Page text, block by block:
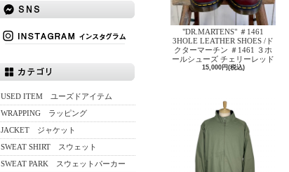
USED ITEM ユーズドアイテム
WRAPPING ラッピング
JACKET ジャケット
SWEAT SHIRT スウェット
SWEAT PARK スウェットパーカー
"DR.MARTENS" ＃1461
3HOLE LEATHER SHOES /ド
クターマーチン ＃1461 ３ホ
ールシューズ チェリーレッド
15,000円(税込)